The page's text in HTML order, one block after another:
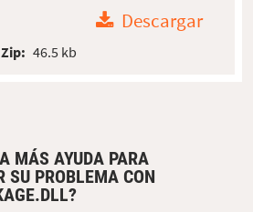
Descargar
46.5 kb
MÁS AYUDA PARA
SU PROBLEMA CON